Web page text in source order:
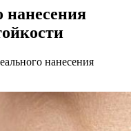
нанесения
нанесения